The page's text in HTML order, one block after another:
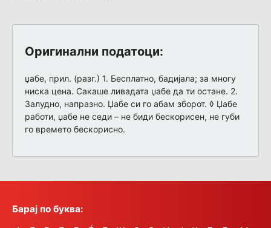
Оригинални податоци:
џабе, прил. (разг.) 1. Бесплатно, бадијала; за многу
ниска цена. Сакаше ливадата џабе да ти остане. 2.
Залудно, напразно. Џабе си го абам зборот. ◊ Џабе
работи, џабе не седи – не биди бескорисен, не губи
го времето бескорисно.
Барај по буква: